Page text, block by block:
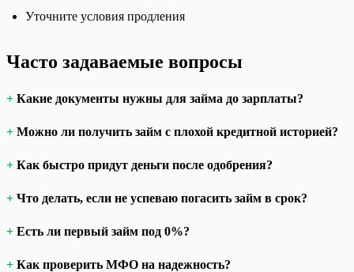
Уточните условия продления
Часто задаваемые вопросы
Какие документы нужны для займа до зарплаты?
Можно ли получить займ с плохой кредитной историей?
Как быстро придут деньги после одобрения?
Что делать, если не успеваю погасить займ в срок?
Есть ли первый займ под 0%?
Как проверить МФО на надежность?